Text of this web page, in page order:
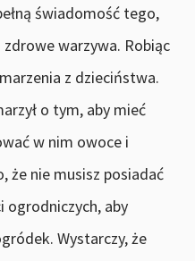
świadomość tego,
warzywa. Robiąc
z dzieciństwa.
o tym, aby mieć
w nim owoce i
że nie musisz posiadać
ogrodniczych, aby
Wystarczy, że